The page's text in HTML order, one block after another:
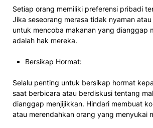
Setiap orang memiliki preferensi pribadi
Jika seseorang merasa tidak nyaman
untuk mencoba makanan yang dianggap
adalah hak mereka.
Bersikap Hormat:
Selalu penting untuk bersikap hormat
saat berbicara atau berdiskusi tentang
dianggap menjijikkan. Hindari membuat
atau merendahkan orang yang menyukai